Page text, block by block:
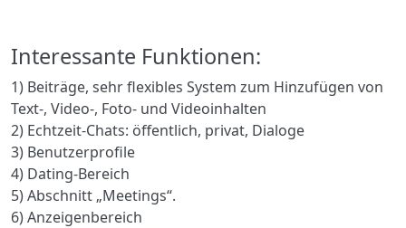
Interessante Funktionen:
1) Beiträge, sehr flexibles System zum Hinzufügen von
Text-, Video-, Foto- und Videoinhalten
2) Echtzeit-Chats: öffentlich, privat, Dialoge
3) Benutzerprofile
4) Dating-Bereich
5) Abschnitt „Meetings“.
6) Anzeigenbereich